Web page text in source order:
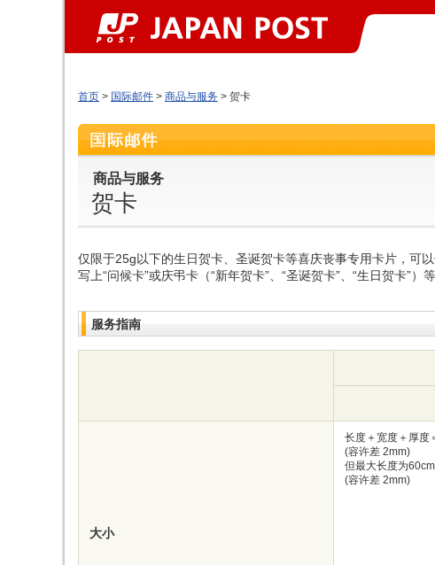
首页 > 国际邮件 > 商品与服务 > 贺卡
商品与服务
贺卡
仅限于25g以下的生日贺卡、圣诞贺卡等喜庆丧事专用卡片，可
写上“问候卡”或庆弔卡（“新年贺卡”、“圣诞贺卡”、“生日贺卡”）
服务指南
大小
长度＋宽度＋厚度
(容许差 2mm)
但最大长度为60cm
(容许差 2mm)